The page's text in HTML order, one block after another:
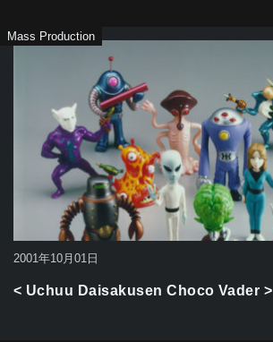
2001年10月01日
Mass Production
< Uchuu Daisakusen Choco Vader >